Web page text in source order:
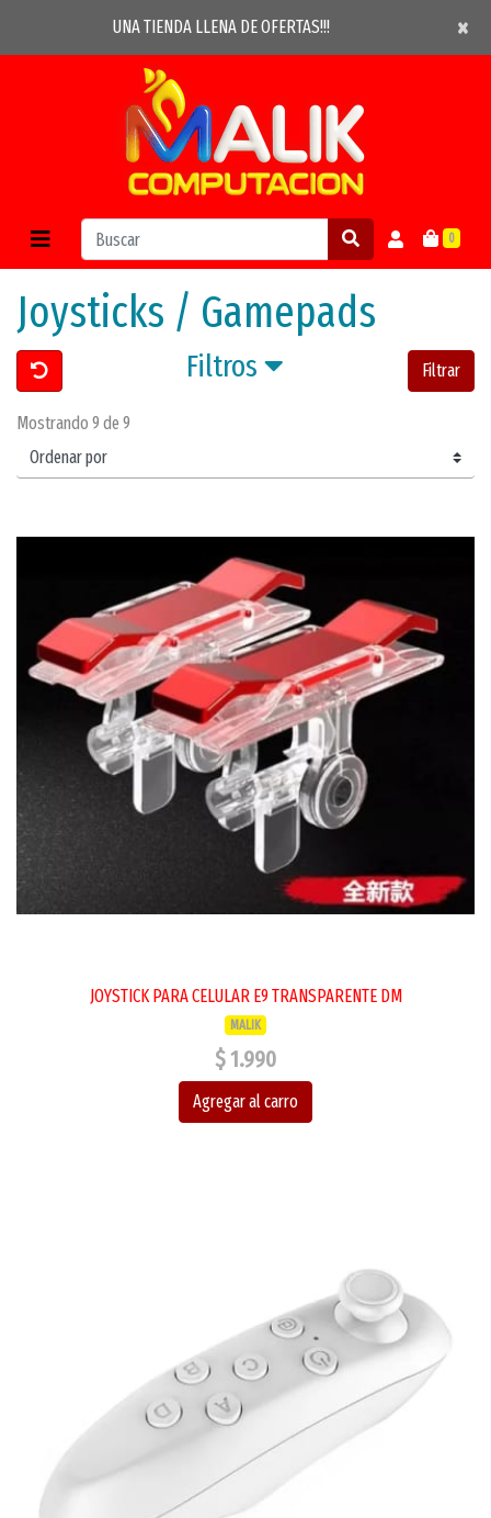
UNA TIENDA LLENA DE OFERTAS!!! ×
×
0
Joysticks / Gamepads
Filtros Filtrar
Mostrando 9 de 9
JOYSTICK PARA CELULAR E9 TRANSPARENTE DM
MALIK
$ 1.990
Agregar al carro